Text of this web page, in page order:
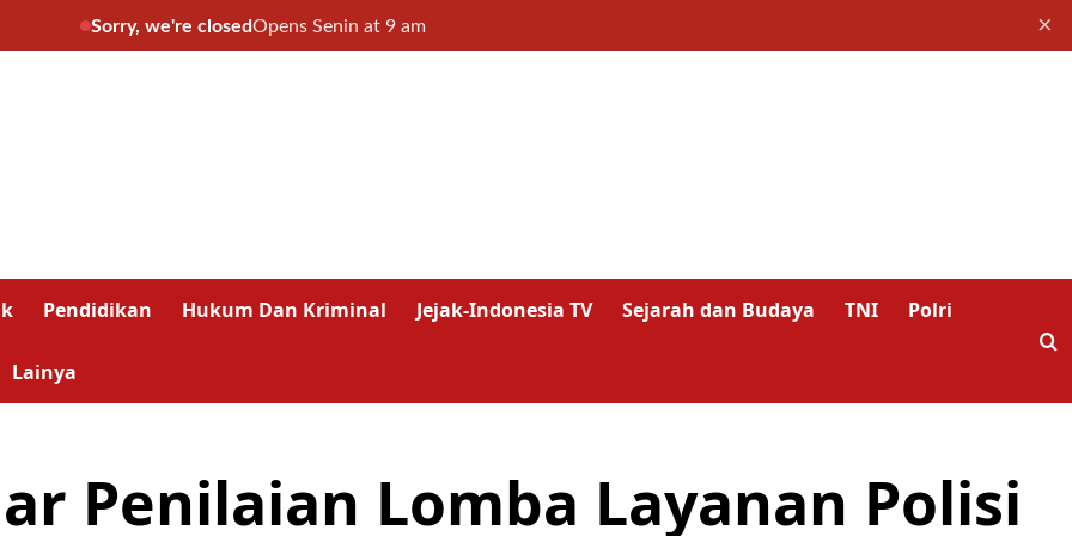
Sorry, we're closedOpens Senin at 9 am ×
Pendidikan Hukum Dan Kriminal Jejak-Indonesia TV Sejarah dan Budaya TNI Polri
Lainya
Penilaian Lomba Layanan Polisi